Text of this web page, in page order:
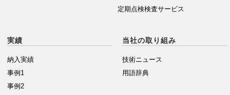
定期点検検査サービス
実績
納入実績
事例1
事例2
当社の取り組み
技術ニュース
用語辞典